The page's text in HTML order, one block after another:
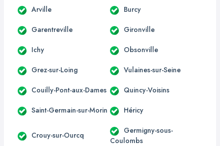
Arville Burcy
Garentreville Gironville
Ichy Obsonville
Grez-sur-Loing Vulaines-sur-Seine
Couilly-Pont-aux-Dames Quincy-Voisins
Saint-Germain-sur-Morin Héricy
Crouy-sur-Ourcq
Germigny-sous-
Coulombs